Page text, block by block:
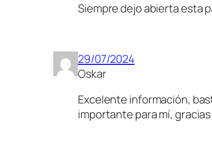
Siempre dejo abierta esta
29/07/2024
Oskar
Excelente información,
importante para mí,